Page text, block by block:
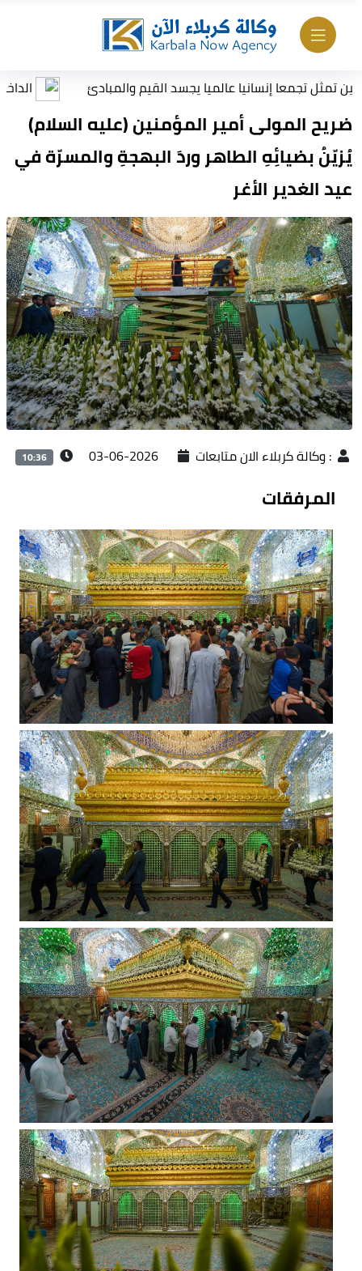
إنسانيا عالميا يجسد القيم والمبادئ الداخلية ترصد
ضريح المولى أمير المؤمنين (عليه السلام)
يُزيّنُ بضيائِهِ الطاهر وردَ البهجةِ والمسرّة في
عيد الغدير الأغر
وكالة كربلاء الان متابعات 2026-06-03
10:36
المرفقات